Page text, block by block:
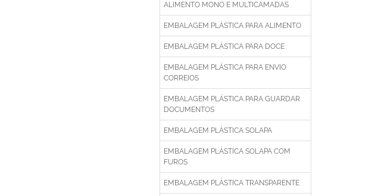
ALIMENTO MONO E MULTICAMADAS
EMBALAGEM PLÁSTICA PARA ALIMENTO
EMBALAGEM PLÁSTICA PARA DOCE
EMBALAGEM PLÁSTICA PARA ENVIO
CORREIOS
EMBALAGEM PLÁSTICA PARA GUARDAR
DOCUMENTOS
EMBALAGEM PLÁSTICA SOLAPA
EMBALAGEM PLÁSTICA SOLAPA COM
FUROS
EMBALAGEM PLÁSTICA TRANSPARENTE